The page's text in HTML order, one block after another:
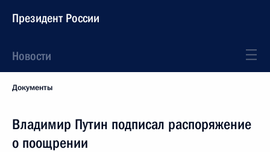
Президент России
Новости
Документы
Владимир Путин подписал распоряжение
о поощрении